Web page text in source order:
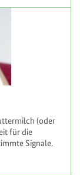
(oder
für die
Signale.